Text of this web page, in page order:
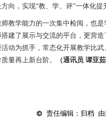
向，实现“教、学、评”一体化提
教学能力的一次集中检阅，也
建了展示与交流的平台，更营造
动为抓手，常态化开展教学比
量再上新台阶。
（通讯员 谭亚茹
责任编辑：归档 由